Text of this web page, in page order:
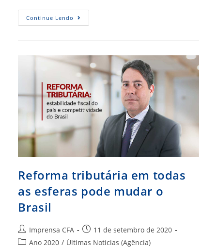
Continue Lendo CRA-
DF
Civil
Pública
Junto
Ao
TRF1
Reforma tributária em todas
as esferas pode mudar o
Brasil
Autor
do
Imprensa CFA
Post
publicado:
11 de setembro de 2020
Categoria
Ano 2020 / Últimas Notícias (Agência)